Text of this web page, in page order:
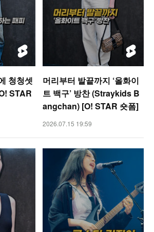
청청셋
STAR
머리부터 발끝까지 ‘올화이
트 백구’ 방찬 (Straykids B
angchan) [O! STAR 숏폼]
2026.07.15 19:59